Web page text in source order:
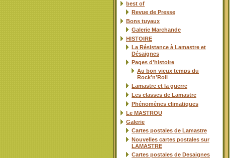
best of
Revue de Presse
Bons tuyaux
Galerie Marchande
HISTOIRE
La Résistance à Lamastre et
Désaignes
Pages d’histoire
Au bon vieux temps du
Rock’n’Roll
Lamastre et la guerre
Les classes de Lamastre
Phénomènes climatiques
Le MASTROU
Galerie
Cartes postales de Lamastre
Nouvelles cartes postales sur
LAMASTRE
Cartes postales de Desaignes